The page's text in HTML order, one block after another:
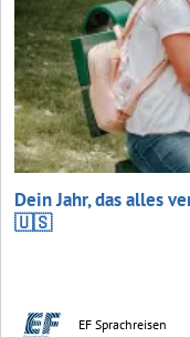
Dein Jahr, das alles
🇺🇸
EF Sprachreisen